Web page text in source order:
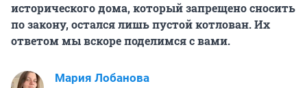
исторического дома, который запрещено сносить
по закону, остался лишь пустой котлован. Их
ответом мы вскоре поделимся с вами.
Мария Лобанова